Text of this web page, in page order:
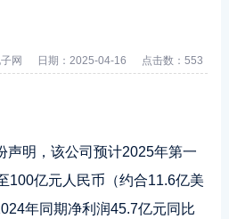
网 日期：2025-04-16 点击数：553
声明，该公司预计2025年第一
100亿元人民币（约合11.6亿美
年同期净利润45.7亿元同比